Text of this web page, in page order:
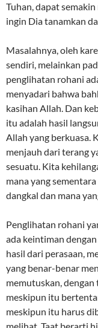
Tuhan, dapat
ingin Dia tanamkan
Masalahnya, oleh
sendiri, melainkan
penglihatan rohani
menyadari bahwa
kasihan Allah. Dan
itu adalah hasil
Allah yang berkuasa.
menjauh dari terang
sesuatu. Kita
mana yang
dangkal dan mana
Penglihatan rohani
ada keintiman
hasil dari perasaan,
yang benar-benar
memutuskan,
meskipun itu
meskipun itu harus